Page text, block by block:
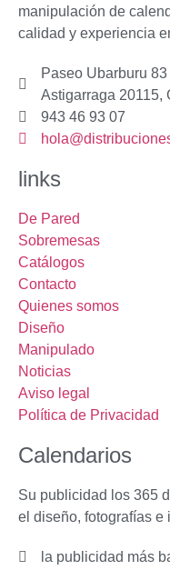
manipulación de
calidad y experiencia
Paseo Ubarburu
Astigarraga 20115,
943 46 93 07
links
De Pared
Sobremesas
Catálogos
Contacto
Quienes somos
Diseño
Manipulado
Noticias
Aviso legal
Política de Privacidad
Calendarios
Su publicidad los 365
el diseño, fotografías e
la publicidad más